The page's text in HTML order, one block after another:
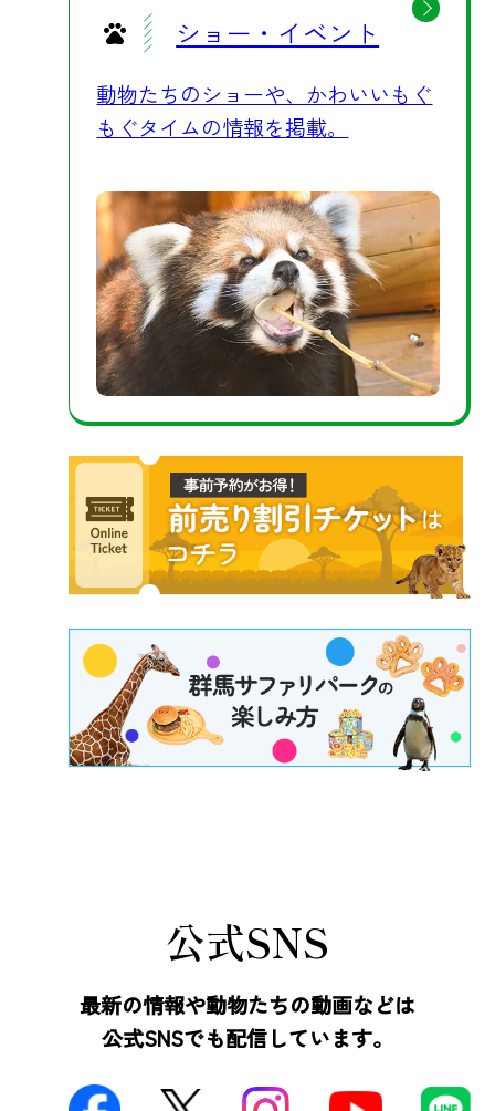
ショー・イベント
動物たちのショーや、かわいいもぐ
もぐタイムの情報を掲載。
公式SNS
最新の情報や動物たちの動画などは
公式SNSでも配信しています。